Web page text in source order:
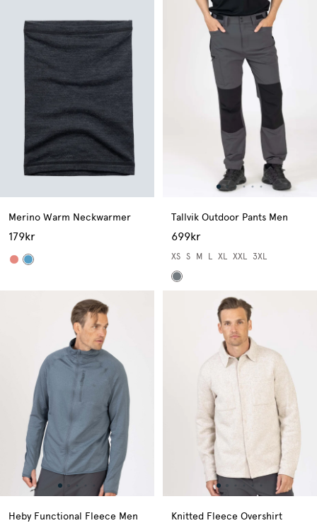
Merino Warm Neckwarmer
179kr
Tallvik Outdoor Pants Men
699kr
XS S M L XL XXL 3XL
Heby Functional Fleece Men Knitted Fleece Overshirt